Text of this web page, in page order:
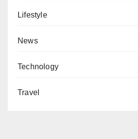
Lifestyle
News
Technology
Travel